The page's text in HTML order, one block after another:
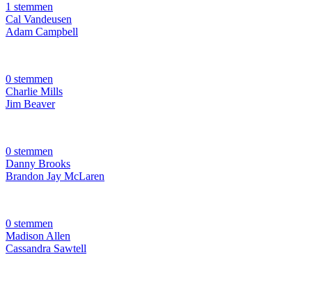
1 stemmen
Cal Vandeusen
Adam Campbell
0 stemmen
Charlie Mills
Jim Beaver
0 stemmen
Danny Brooks
Brandon Jay McLaren
0 stemmen
Madison Allen
Cassandra Sawtell